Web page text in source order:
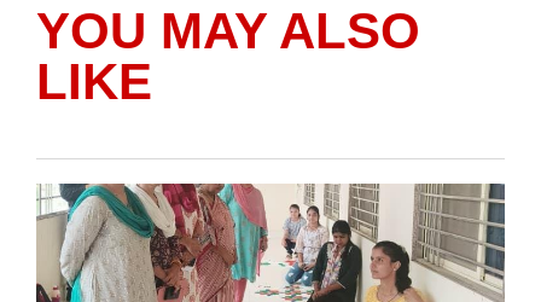
YOU MAY ALSO
LIKE